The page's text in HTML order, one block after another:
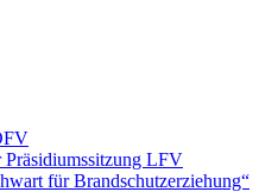
Präsidiumssitzung LFV
für Brandschutzerziehung“